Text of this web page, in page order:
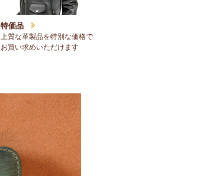
特価品
上質な革製品を特別な価格で
お買い求めいただけます